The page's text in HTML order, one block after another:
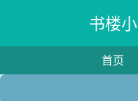
书楼
首页